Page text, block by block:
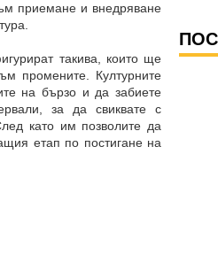
приемане и внедряване
такива, които ще
промените. Културните
на бързо и да забиете
за да свиквате с
като им позволите да
етап по постигане на